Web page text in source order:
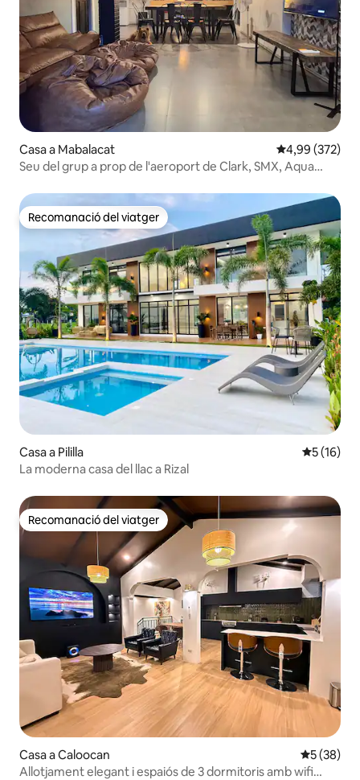
Casa a Mabalacat 4,99 de
4,99 (372)
Seu del grup a prop de l'aeroport de Clark, SMX, Aqua
Recomanació del viatger
Recomanació del viatger
Casa a Pililla 5 de
5 (16)
La moderna casa del llac a Rizal
Recomanació del viatger
Recomanació del viatger
Casa a Caloocan 5 de
5 (38)
Allotjament elegant i espaiós de 3 dormitoris amb wifi